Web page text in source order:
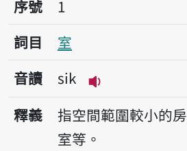
序號
1
詞目
室
音讀
sik
播放音讀sik
釋義
指空間範圍較小的
室等。